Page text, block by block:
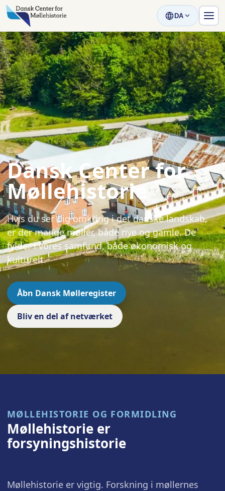
DA
Dansk Center for
Møllehistorie
Hvis du ser dig omkring i det danske landskab,
er der mange møller, både nye og gamle. De
fylder i vores samfund, både økonomisk og
kulturelt.
Åbn Dansk Mølleregister
Bliv en del af netværket
MØLLEHISTORIE OG FORMIDLING
Møllehistorie er
forsyningshistorie
Møllehistorie er vigtig. Forskning i møllernes